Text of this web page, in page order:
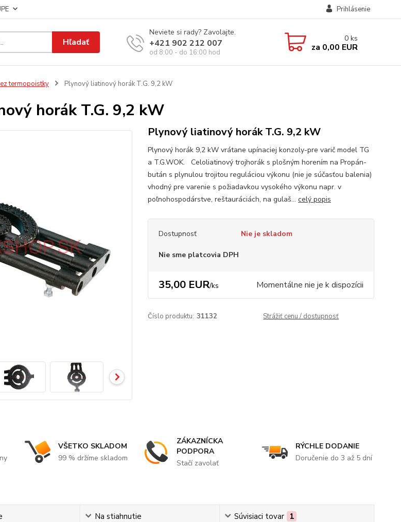
Prihlásenie
Hľadať
Neviete si rady? Zavolajte.
+421 902 212 007
od 8:00 - do 16:00 hod
0 ks
za 0,00 EUR
termopoistky Plynový liatinový horák T.G. 9,2 kW
horák T.G. 9,2 kW
Plynový liatinový horák T.G. 9,2 kW
Plynový horák 9,2 kW vrátane upínaciej konzoly-pre varič model TG
a T.G.WOK. Celoliatinový trojhorák s plošným horením na Propán-
bután s plynulou trojitou reguláciou výkonu (nie je súčasťou balenia)
vhodný pre varenie s požiadavkou vysokého výkonu napr. v
poľnohospodárstve, reštauráciách, na gulaš... celý popis
Dostupnosť Nie je skladom
Nie sme platcovia DPH
35,00 EUR/ks Momentálne nie je k dispozícii
Číslo produktu: 31132 Strážiť cenu / dostupnosť
VŠETKO SKLADOM
99 % držíme skladom
ZÁKAZNÍCKA
PODPORA
Stačí zavolať
RÝCHLE DODANIE
Doručenie do 3 až 5 dní
Na stiahnutie Súvisiaci tovar 1